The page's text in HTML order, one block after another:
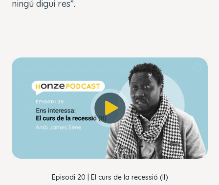
ningú digui res”.
Episodi 20 | El curs de la recessió (II)
This
modal
window.
The Video Cloud account was not found.
Error Code:
VIDEO_CLOUD_ERR_ACCOUNT_NOT_FOUND
Session ID: 2026-08-07:be43205d47beb3b29188f8d0
Player Element ID:
player_6312261082112
OK